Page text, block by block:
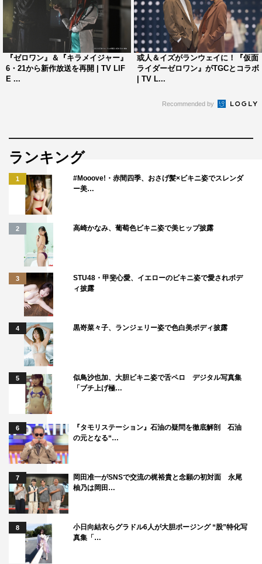
仮面ライダーゼロワン ショートアニメEVERYONE’S
DAILY LIFE
アクリルスタンドセット Ver.2
※５キャラクターセット販売
【Ｂセット】 滅、迅、雷、亡、暗殺ちゃん
サイズ：全高約5cm
素材：PMMA
仮面ライダーゼロワン ショートアニメEVERYONE’S
DAILY LIFE
缶バッジセット Ver.2
※10キャラクターセット販売
価格：5,000円（税抜）
サイズ：直径約56mm
素材：本体/ブリキ、安全ピン/スチール、フィルム/PET
『ゼロワン』＆『キラメイジャー』
6・21から新作放送を再開 | TV LIF
E ...
或人＆イズがランウェイに！『仮面
ライダーゼロワン』がTGCとコラボ
| TV L...
Recommended by
ランキング
1
#Mooove!・赤間四季、おさげ髪×ビキニ姿でスレンダ
ー美…
2 高崎かなみ、葡萄色ビキニ姿で美ヒップ披露
3
STU48・甲斐心愛、イエローのビキニ姿で愛されボデ
ィ披露
4 黒嵜菜々子、ランジェリー姿で色白美ボディ披露
5
似鳥沙也加、大胆ビキニ姿で舌ペロ デジタル写真集
「ブチ上げ極…
6
『タモリステーション』石油の疑問を徹底解剖 石油
の元となる“…
7
岡田准一がSNSで交流の梶裕貴と念願の初対面 永尾
柚乃は岡田…
8
小日向結衣らグラドル6人が大胆ポージング “股”特化写
真集「…